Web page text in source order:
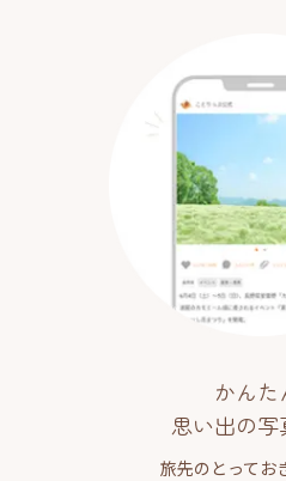
かんた
思い出の写
旅先のとってお